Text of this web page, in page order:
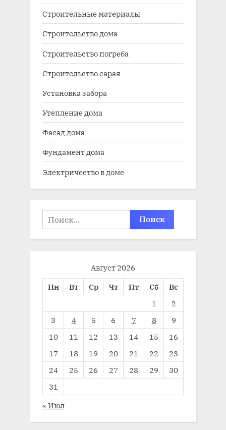
Строительные материалы
Строительство дома
Строительство погреба
Строительство сарая
Установка забора
Утепление дома
Фасад дома
Фундамент дома
Электричество в доме
Найти:
Август 2026
Пн
Вт Ср Чт Пт Сб
Вс
1
2
3
4 5 6 7 8
9
10
11 12 13 14 15
16
17
18 19 20 21 22
23
24
25 26 27 28 29
30
31
« Июл